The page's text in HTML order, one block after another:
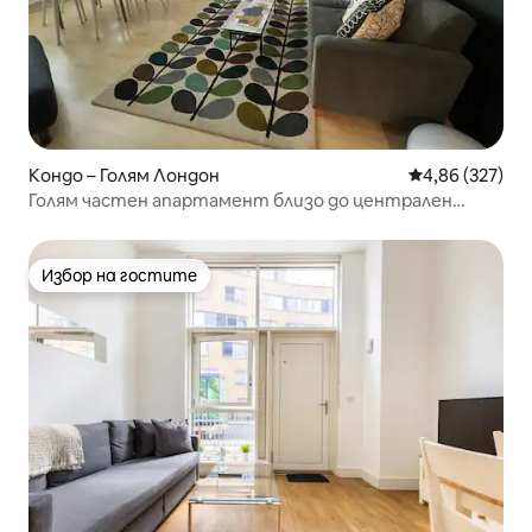
Кондо – Голям Лондон Средна
4,86 (327)
Голям частен апартамент близо до централен
Избор на гостите
Избор на гостите